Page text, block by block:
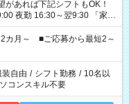
勤 16:30～翌9:30 「家族
て夕飯の準備がしたい」
ど、ご希望を教えてください
合計で週40時間を超える場
2カ月～ ■ご応募から最短2～
装自由 / シフト勤務 / 10名以
コンスキル不要